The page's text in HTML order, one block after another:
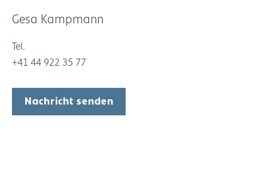
Gesa Kampmann
Tel.
+41 44 922 35 77
Nachricht senden